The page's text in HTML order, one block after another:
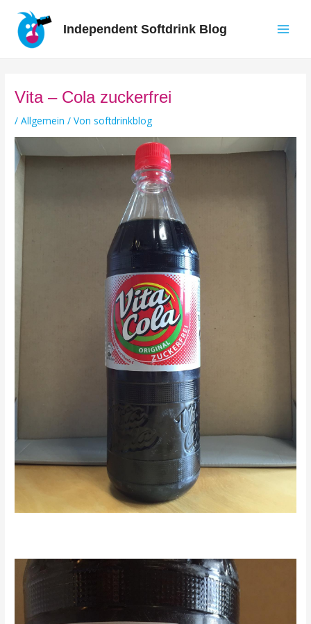
Inhalt
springen
Independent Softdrink Blog
Vita – Cola zuckerfrei
/Allgemein / Von softdrinkblog